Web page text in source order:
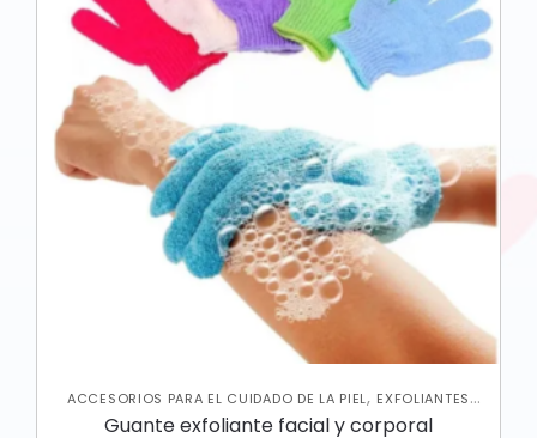
ACCESORIOS PARA EL CUIDADO DE LA PIEL, EXFOLIANTES
CORPORALES
JABONES Y EXFOLIANTES ,
SKIN CARE
CORPORAL,SKIN CARE FACIAL
Guante exfoliante facial y corporal